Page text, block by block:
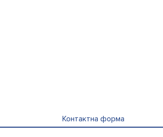
Контактна форма